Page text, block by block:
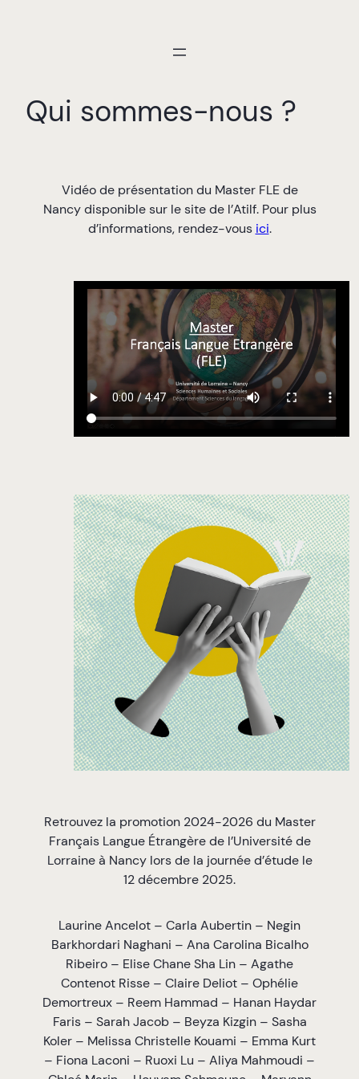
Qui sommes-nous ?
Vidéo de présentation du Master FLE de
Nancy disponible sur le site de l’Atilf. Pour plus
d’informations, rendez-vous ici.
Retrouvez la promotion 2024-2026 du Master
Français Langue Étrangère de l’Université de
Lorraine à Nancy lors de la journée d’étude le
12 décembre 2025.
Laurine Ancelot – Carla Aubertin – Negin
Barkhordari Naghani – Ana Carolina Bicalho
Ribeiro – Elise Chane Sha Lin – Agathe
Contenot Risse – Claire Deliot – Ophélie
Demortreux – Reem Hammad – Hanan Haydar
Faris – Sarah Jacob – Beyza Kizgin – Sasha
Koler – Melissa Christelle Kouami – Emma Kurt
– Fiona Laconi – Ruoxi Lu – Aliya Mahmoudi –